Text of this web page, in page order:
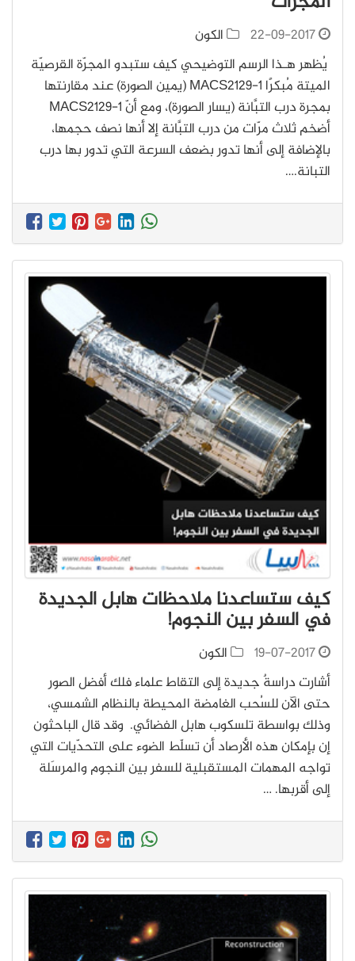
22-09-2017
الكون
يُظهر هـذا الرسم التوضيحي كيف ستبدو المجرّة القرصيّة
الميتة مُبكرًا MACS2129-1 (يمين الصورة) عند مقارنتها
بمجرة درب التبَّانة (يسار الصورة)، ومع أنّ MACS2129-1
أضخم ثلاث مرّات من درب التبَّانة إلا أنها نصف حجمها،
بالإضافة إلى أنها تدور بضعف السرعة التي تدور بها درب
التبانة.…
كيف ستساعدنا ملاحظات هابل الجديدة
في السفر بين النجوم!
19-07-2017
الكون
أشارت دراسةٌ جديدة إلى التقاط علماء فلك أفضل الصور
حتى الآن للسُحب الغامضة المحيطة بالنظام الشمسي،
وذلك بواسطة تلسكوب هابل الفضائي. وقد قال الباحثون
إن بإمكان هذه الأرصاد أن تسلّط الضوء على التحدّيات التي
تواجه المهمات المستقبلية للسفر بين النجوم والمرسَلة
إلى أقربها. …